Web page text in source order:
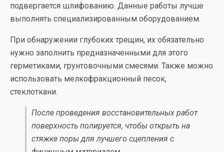
подвергается шлифованию. Данные работы лучше
выполнять специализированным оборудованием.
При обнаружении глубоких трещин, их обязательно
нужно заполнить предназначенными для этого
герметиками, грунтовочными смесями. Также можно
использовать мелкофракционный песок,
стеклоткани.
После проведения восстановительных работ
поверхность полируется, чтобы открыть на
стяжке поры для лучшего сцепления с